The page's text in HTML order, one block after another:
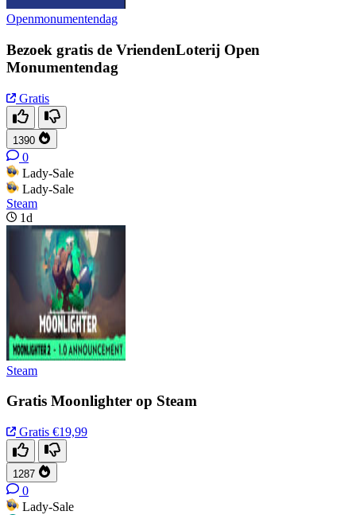
Openmonumentendag
Bezoek gratis de VriendenLoterij Open
Monumentendag
Gratis
1390
0
Lady-Sale
Lady-Sale
Steam
1d
Steam
Gratis Moonlighter op Steam
Gratis €19,99
1287
0
Lady-Sale